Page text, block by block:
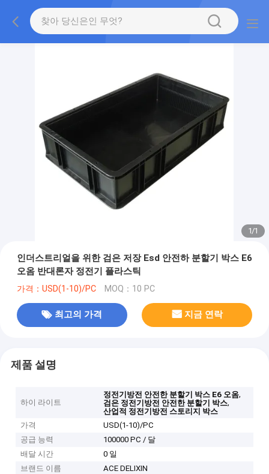
1/1
인더스트리얼을 위한 검은 저장 Esd 안전하 분할기 박스 E6
오옴 반대론자 정전기 플라스틱
가격：USD(1-10)/PC MOQ：10 PC
최고의 가격 지금 연락
제품 설명
하이 라이트
정전기방전 안전한 분할기 박스 E6 오옴,
검은 정전기방전 안전한 분할기 박스,
산업적 정전기방전 스토리지 박스
가격
USD(1-10)/PC
공급 능력
100000 PC / 달
배달 시간
0 일
브랜드 이름
ACE DELIXIN